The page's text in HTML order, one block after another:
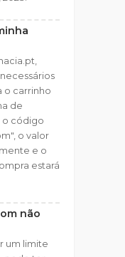
o carrinho
de
o código
o valor
e o
estará
não
um limite